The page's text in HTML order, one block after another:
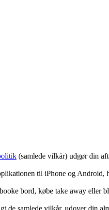
(samlede vilkår) udgør din
til iPhone og Android,
bord, købe take away eller
de samlede vilkår, udover din